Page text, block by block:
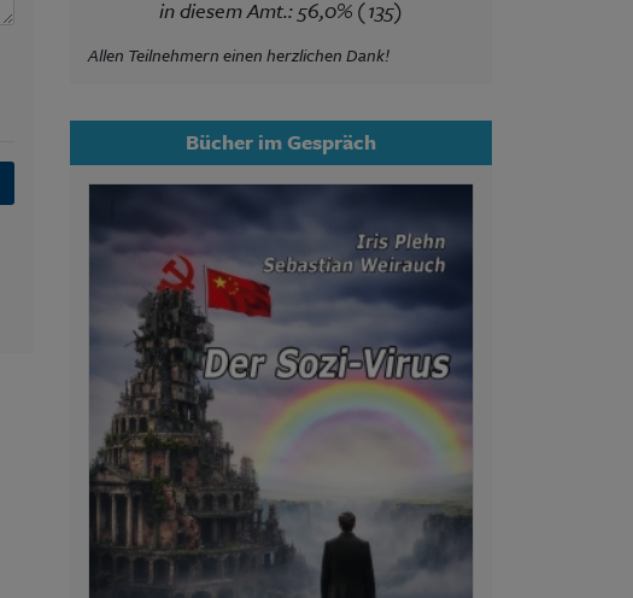
in diesem Amt.: 56,0% (135)
Allen Teilnehmern einen herzlichen Dank!
Bücher im Gespräch